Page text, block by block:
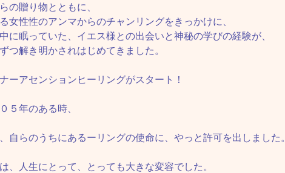
の贈り物とともに、
女性性のアンマからのチャンリングをきっかけに、
に眠っていた、イエス様との出会いと神秘の学びの経験が、
つ解き明かされはじめてきました。
ーアセンションヒーリングがスタート！
５年のある時、
自らのうちにあるーリングの使命に、やっと許可を出しました。
、人生にとって、とっても大きな変容でした。